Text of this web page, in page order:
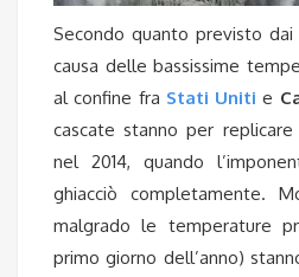
Secondo quanto previsto
causa delle bassissime
al confine fra Stati Uniti e
cascate stanno per
nel 2014, quando
ghiacciò completamente.
malgrado le temperature
primo giorno dell’anno)